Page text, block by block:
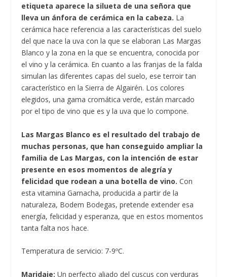
etiqueta aparece la silueta de una señora que
lleva un ánfora de cerámica en la cabeza. La
cerámica hace referencia a las características del suelo
del que nace la uva con la que se elaboran Las Margas
Blanco y la zona en la que se encuentra, conocida por
el vino y la cerámica. En cuanto a las franjas de la falda
simulan las diferentes capas del suelo, ese terroir tan
característico en la Sierra de Algairén. Los colores
elegidos, una gama cromática verde, están marcado
por el tipo de vino que es y la uva que lo compone.
Las Margas Blanco es el resultado del trabajo de
muchas personas, que han conseguido ampliar la
familia de Las Margas, con la intención de estar
presente en esos momentos de alegría y
felicidad que rodean a una botella de vino. Con
esta vitamina Garnacha, producida a partir de la
naturaleza, Bodem Bodegas, pretende extender esa
energía, felicidad y esperanza, que en estos momentos
tanta falta nos hace.
Temperatura de servicio: 7-9ºC.
Maridaje: Un perfecto aliado del cuscus con verduras